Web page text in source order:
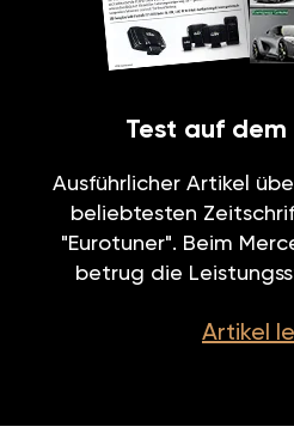
Test auf dem
Ausführlicher Artikel
beliebtesten
"Eurotuner". Beim
betrug die
Artikel